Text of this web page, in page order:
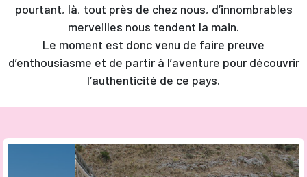
pourtant, là, tout près de chez nous, d’innombrables
merveilles nous tendent la main.
Le moment est donc venu de faire preuve
d’enthousiasme et de partir à l’aventure pour découvrir
l’authenticité de ce pays.